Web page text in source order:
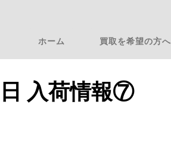
ホーム 買取を希望の方へ
入荷情報⑦